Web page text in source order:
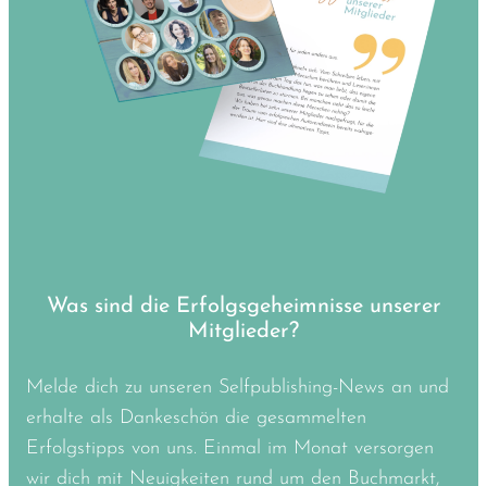
Was sind die Erfolgsgeheimnisse unserer
Mitglieder?
Melde dich zu unseren Selfpublishing-News an und
erhalte als Dankeschön die gesammelten
Erfolgstipps von uns. Einmal im Monat versorgen
wir dich mit Neuigkeiten rund um den Buchmarkt,